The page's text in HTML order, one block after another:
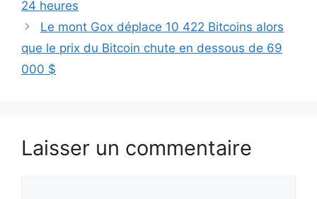
24 heures
Le mont Gox déplace 10 422 Bitcoins alors
que le prix du Bitcoin chute en dessous de 69
000 $
Laisser un commentaire